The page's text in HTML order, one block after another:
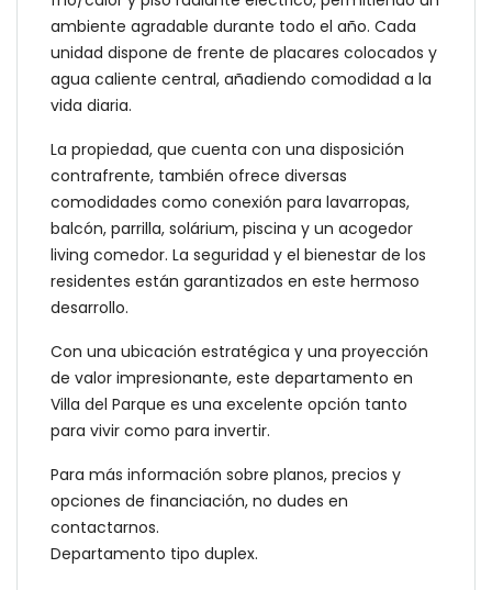
ambiente agradable durante todo el año. Cada
unidad dispone de frente de placares colocados y
agua caliente central, añadiendo comodidad a la
vida diaria.
La propiedad, que cuenta con una disposición
contrafrente, también ofrece diversas
comodidades como conexión para lavarropas,
balcón, parrilla, solárium, piscina y un acogedor
living comedor. La seguridad y el bienestar de los
residentes están garantizados en este hermoso
desarrollo.
Con una ubicación estratégica y una proyección
de valor impresionante, este departamento en
Villa del Parque es una excelente opción tanto
para vivir como para invertir.
Para más información sobre planos, precios y
opciones de financiación, no dudes en
contactarnos.
Departamento tipo duplex.